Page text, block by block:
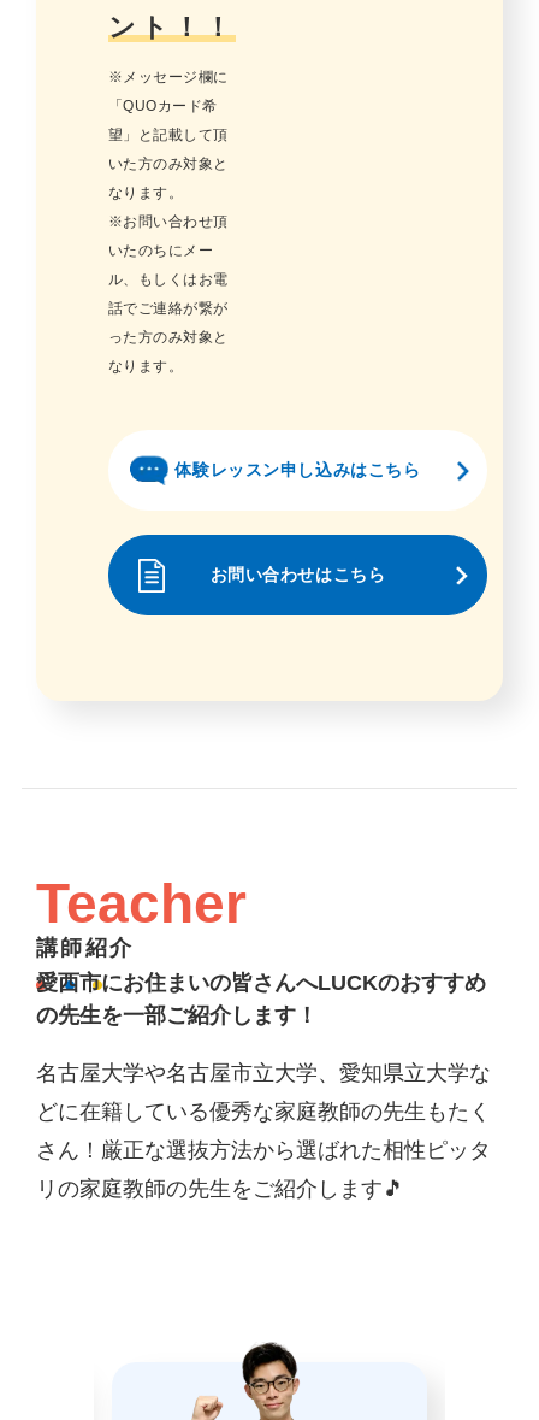
ント！！
※メッセージ欄に
「QUOカード希
望」と記載して頂
いた方のみ対象と
なります。
※お問い合わせ頂
いたのちにメー
ル、もしくはお電
話でご連絡が繋が
った方のみ対象と
なります。
体験レッスン申し込みはこちら
お問い合わせはこちら
Teacher
講師紹介
愛西市にお住まいの皆さんへLUCKのおすすめ
の先生を一部ご紹介します！
名古屋大学や名古屋市立大学、愛知県立大学な
どに在籍している優秀な家庭教師の先生もたく
さん！厳正な選抜方法から選ばれた相性ピッタ
リの家庭教師の先生をご紹介します🎵